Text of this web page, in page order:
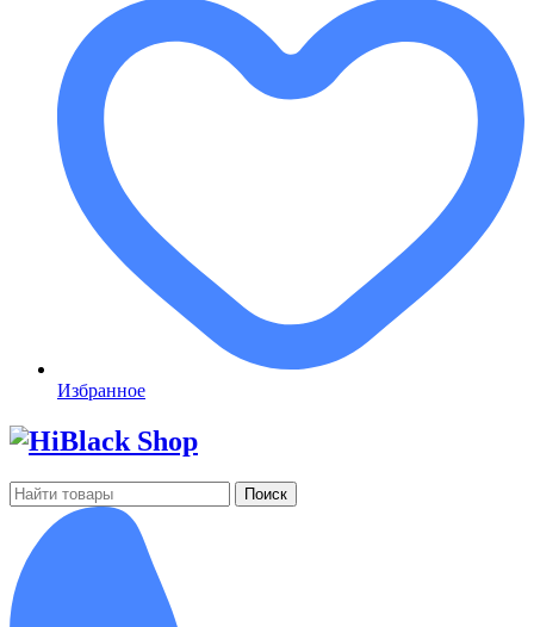
Избранное
Поиск